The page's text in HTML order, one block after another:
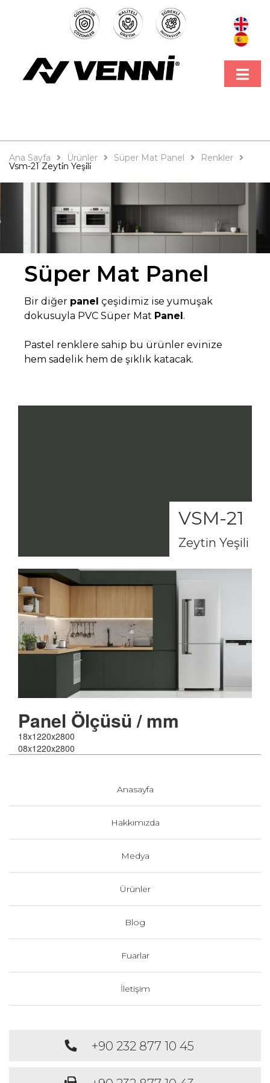
Ana Sayfa Ürünler Süper Mat Panel Renkler
Vsm-21 Zeyti̇n Yeşi̇li̇
Süper Mat Panel
Bir diğer panel çeşidimiz ise yumuşak
dokusuyla PVC Süper Mat Panel.
Pastel renklere sahip bu ürünler evinize
hem sadelik hem de şıklık katacak.
VSM-21
Zeytin Yeşili
Panel Ölçüsü / mm
18x1220x2800
08x1220x2800
Anasayfa
Hakkımızda
Medya
Ürünler
Blog
Fuarlar
İletişim
+90 232 877 10 45